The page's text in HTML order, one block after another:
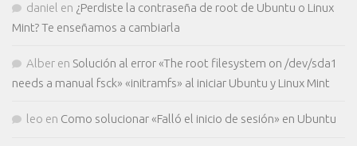
daniel en ¿Perdiste la contraseña de root de Ubuntu o Linux
Mint? Te enseñamos a cambiarla
Alber en Solución al error «The root filesystem on /dev/sda1
needs a manual fsck» «initramfs» al iniciar Ubuntu y Linux Mint
leo en Como solucionar «Falló el inicio de sesión» en Ubuntu